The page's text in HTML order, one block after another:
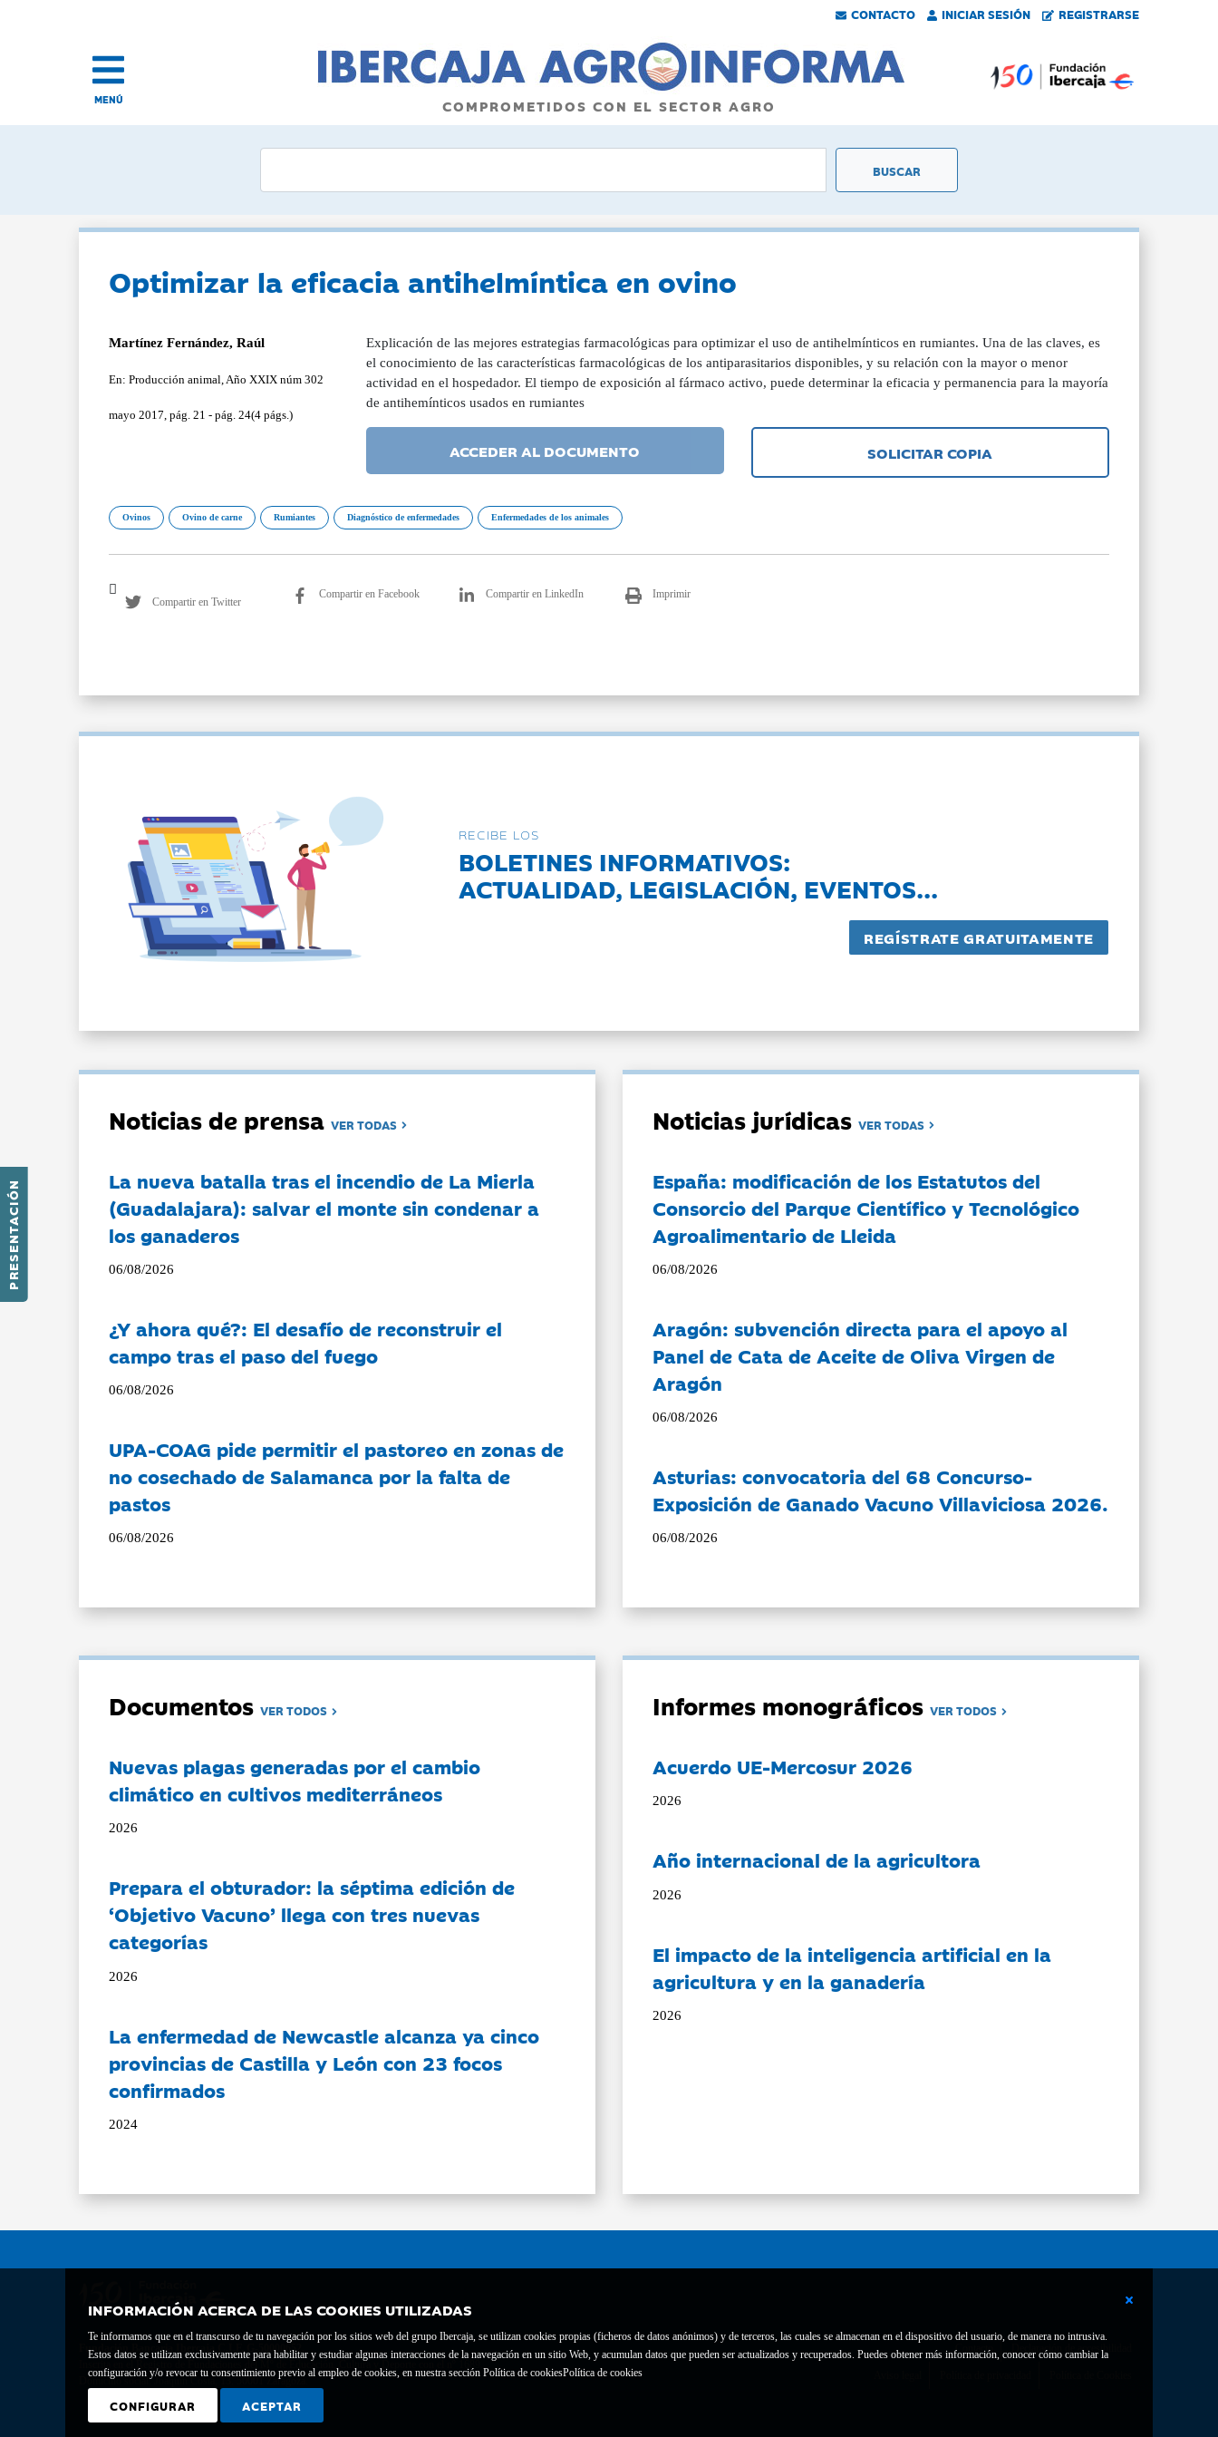
CONTACTO INICIAR SESIÓN REGISTRARSE
PRESENTACIÓN
MENÚ COMPROMETIDOS CON EL SECTOR AGRO
INFORMACIÓN ACERCA DE LAS COOKIES UTILIZADAS
Te informamos que en el transcurso de tu navegación por los sitios web del grupo Ibercaja, se utilizan cookies propias (ficheros de datos anónimos) y de terceros, las cuales se almacenan en el dispositivo del usuario, de manera no intrusiva.
Estos datos se utilizan exclusivamente para habilitar y estudiar algunas interacciones de la navegación en un sitio Web, y acumulan datos que pueden ser actualizados y recuperados. Puedes obtener más información, conocer cómo cambiar la
configuración y/o revocar tu consentimiento previo al empleo de cookies, en nuestra sección Política de cookiesPolítica de cookies
CONFIGURAR ACEPTAR
Optimizar la eficacia antihelmíntica en ovino
Martínez Fernández, Raúl
En: Producción animal, Año XXIX núm 302
mayo 2017, pág. 21 - pág. 24(4 págs.)
Explicación de las mejores estrategias farmacológicas para optimizar el uso de antihelmínticos en rumiantes. Una de las claves, es
el conocimiento de las características farmacológicas de los antiparasitarios disponibles, y su relación con la mayor o menor
actividad en el hospedador. El tiempo de exposición al fármaco activo, puede determinar la eficacia y permanencia para la mayoría
de antihemínticos usados en rumiantes
ACCEDER AL DOCUMENTO SOLICITAR COPIA
Ovinos Ovino de carne Rumiantes Diagnóstico de enfermedades Enfermedades de los animales
Compartir en Twitter
Compartir en Facebook Compartir en LinkedIn Imprimir
RECIBE LOS
BOLETINES INFORMATIVOS:
ACTUALIDAD, LEGISLACIÓN, EVENTOS...
Noticias de prensaVER TODAS
La nueva batalla tras el incendio de La Mierla
(Guadalajara): salvar el monte sin condenar a
los ganaderos
06/08/2026
¿Y ahora qué?: El desafío de reconstruir el
campo tras el paso del fuego
06/08/2026
UPA-COAG pide permitir el pastoreo en zonas de
no cosechado de Salamanca por la falta de
pastos
06/08/2026
Noticias jurídicasVER TODAS
España: modificación de los Estatutos del
Consorcio del Parque Científico y Tecnológico
Agroalimentario de Lleida
06/08/2026
Aragón: subvención directa para el apoyo al
Panel de Cata de Aceite de Oliva Virgen de
Aragón
06/08/2026
Asturias: convocatoria del 68 Concurso-
Exposición de Ganado Vacuno Villaviciosa 2026.
06/08/2026
DocumentosVER TODOS
Nuevas plagas generadas por el cambio
climático en cultivos mediterráneos
2026
Prepara el obturador: la séptima edición de
‘Objetivo Vacuno’ llega con tres nuevas
categorías
2026
La enfermedad de Newcastle alcanza ya cinco
provincias de Castilla y León con 23 focos
confirmados
2024
Informes monográficosVER TODOS
Acuerdo UE-Mercosur 2026
2026
Año internacional de la agricultora
2026
El impacto de la inteligencia artificial en la
agricultura y en la ganadería
2026
Fundación Bancaria Ibercaja C.I.F. G-50000652.
Inscrita en el Registro de Fundaciones del Mº de Educación, Cultura y Deporte con el nº 1689.
Domicilio social: Joaquín Costa, 13. 50001 Zaragoza.
Contacto Declaración de accesibilidad